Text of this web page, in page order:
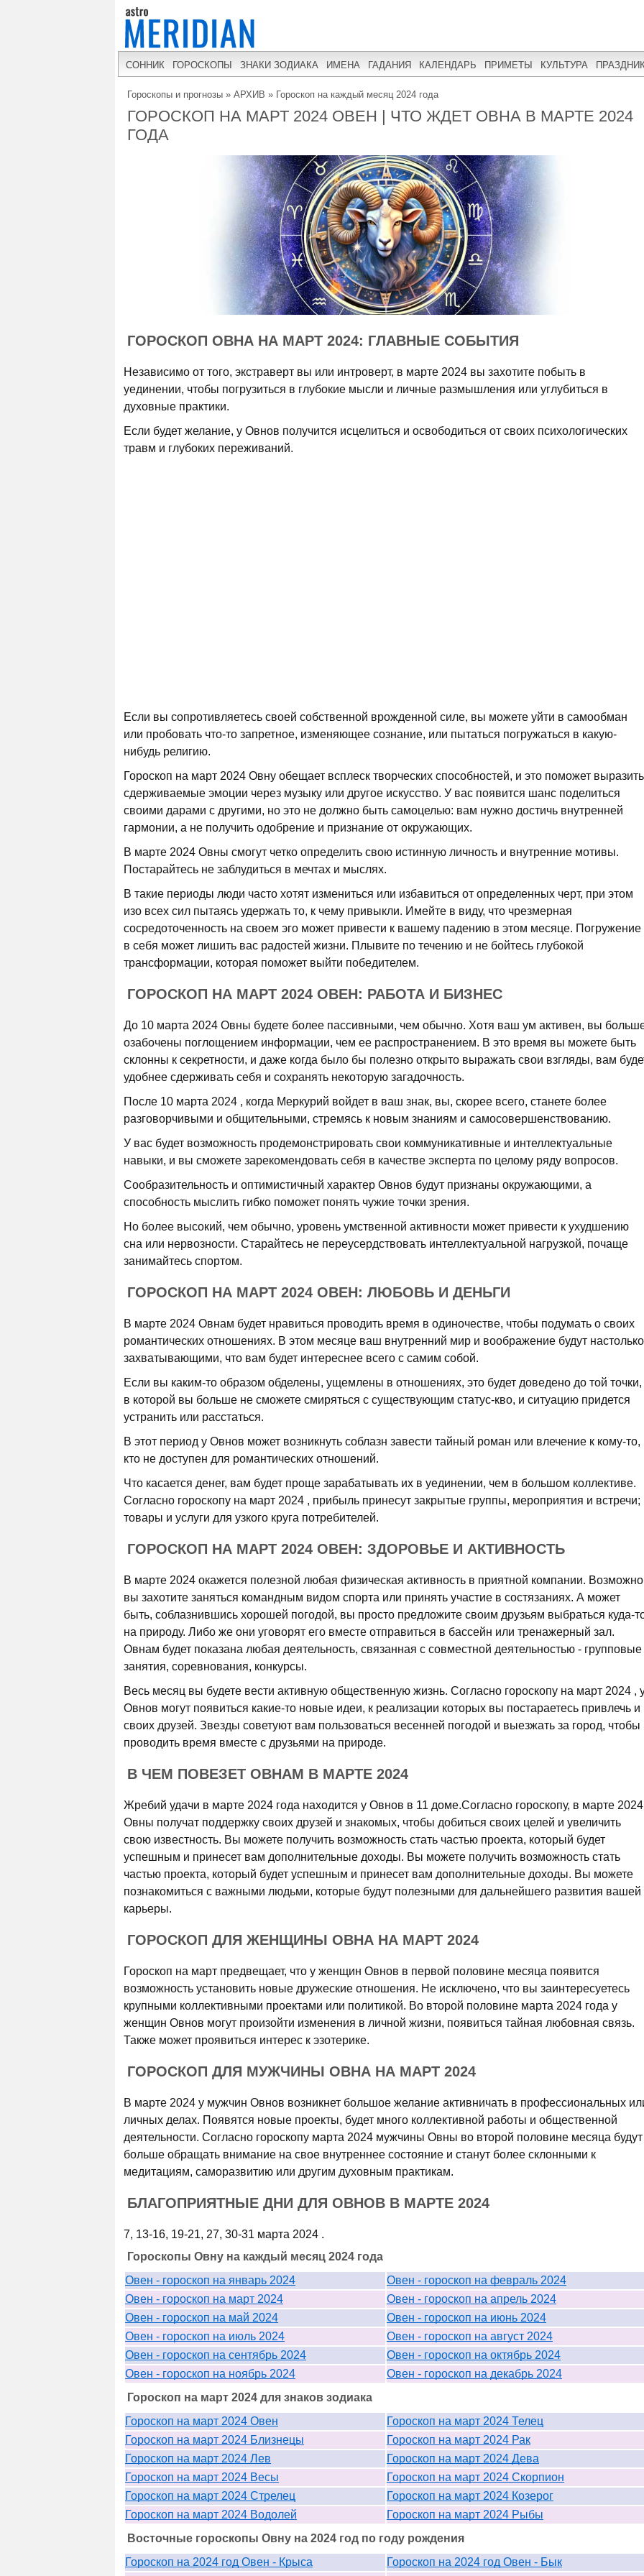
СОННИК ГОРОСКОПЫ ЗНАКИ ЗОДИАКА ИМЕНА ГАДАНИЯ КАЛЕНДАРЬ ПРИМЕТЫ КУЛЬТУРА
Гороскопы и прогнозы » АРХИВ » Гороскоп на каждый месяц 2024 года
ГОРОСКОП НА МАРТ 2024 ОВЕН | ЧТО ЖДЕТ ОВНА В МАРТЕ 2024
ГОДА
ГОРОСКОП ОВНА НА МАРТ 2024: ГЛАВНЫЕ СОБЫТИЯ
Независимо от того, экстраверт вы или интроверт, в марте 2024 вы захотите побыть в
уединении, чтобы погрузиться в глубокие мысли и личные размышления или углубиться в
духовные практики.
Если будет желание, у Овнов получится исцелиться и освободиться от своих психологических
травм и глубоких переживаний.
Если вы сопротивляетесь своей собственной врожденной силе, вы можете уйти в самообман
или пробовать что-то запретное, изменяющее сознание, или пытаться погружаться в какую-
нибудь религию.
Гороскоп на март 2024 Овну обещает всплеск творческих способностей, и это поможет выразить
сдерживаемые эмоции через музыку или другое искусство. У вас появится шанс поделиться
своими дарами с другими, но это не должно быть самоцелью: вам нужно достичь внутренней
гармонии, а не получить одобрение и признание от окружающих.
В марте 2024 Овны смогут четко определить свою истинную личность и внутренние мотивы.
Постарайтесь не заблудиться в мечтах и мыслях.
В такие периоды люди часто хотят измениться или избавиться от определенных черт, при этом
изо всех сил пытаясь удержать то, к чему привыкли. Имейте в виду, что чрезмерная
сосредоточенность на своем эго может привести к вашему падению в этом месяце. Погружение
в себя может лишить вас радостей жизни. Плывите по течению и не бойтесь глубокой
трансформации, которая поможет выйти победителем.
ГОРОСКОП НА МАРТ 2024 ОВЕН: РАБОТА И БИЗНЕС
До 10 марта 2024 Овны будете более пассивными, чем обычно. Хотя ваш ум активен, вы
озабочены поглощением информации, чем ее распространением. В это время вы можете быть
склонны к секретности, и даже когда было бы полезно открыто выражать свои взгляды, вам
удобнее сдерживать себя и сохранять некоторую загадочность.
После 10 марта 2024 , когда Меркурий войдет в ваш знак, вы, скорее всего, станете более
разговорчивыми и общительными, стремясь к новым знаниям и самосовершенствованию.
У вас будет возможность продемонстрировать свои коммуникативные и интеллектуальные
навыки, и вы сможете зарекомендовать себя в качестве эксперта по целому ряду вопросов.
Сообразительность и оптимистичный характер Овнов будут признаны окружающими, а
способность мыслить гибко поможет понять чужие точки зрения.
Но более высокий, чем обычно, уровень умственной активности может привести к ухудшению
сна или нервозности. Старайтесь не переусердствовать интеллектуальной нагрузкой, почаще
занимайтесь спортом.
ГОРОСКОП НА МАРТ 2024 ОВЕН: ЛЮБОВЬ И ДЕНЬГИ
В марте 2024 Овнам будет нравиться проводить время в одиночестве, чтобы подумать о своих
романтических отношениях. В этом месяце ваш внутренний мир и воображение будут настолько
захватывающими, что вам будет интереснее всего с самим собой.
Если вы каким-то образом обделены, ущемлены в отношениях, это будет доведено до той точки,
в которой вы больше не сможете смиряться с существующим статус-кво, и ситуацию придется
устранить или расстаться.
В этот период у Овнов может возникнуть соблазн завести тайный роман или влечение к кому-то,
кто не доступен для романтических отношений.
Что касается денег, вам будет проще зарабатывать их в уединении, чем в большом коллективе.
Согласно гороскопу на март 2024 , прибыль принесут закрытые группы, мероприятия и встречи;
товары и услуги для узкого круга потребителей.
ГОРОСКОП НА МАРТ 2024 ОВЕН: ЗДОРОВЬЕ И АКТИВНОСТЬ
В марте 2024 окажется полезной любая физическая активность в приятной компании.
вы захотите заняться командным видом спорта или принять участие в состязаниях. А может
быть, соблазнившись хорошей погодой, вы просто предложите своим друзьям выбраться куда-
на природу. Либо же они уговорят его вместе отправиться в бассейн или тренажерный зал.
Овнам будет показана любая деятельность, связанная с совместной деятельностью - групповые
занятия, соревнования, конкурсы.
Весь месяц вы будете вести активную общественную жизнь. Согласно гороскопу на март 2024 ,
Овнов могут появиться какие-то новые идеи, к реализации которых вы постараетесь привлечь и
своих друзей. Звезды советуют вам пользоваться весенней погодой и выезжать за город, чтобы
проводить время вместе с друзьями на природе.
В ЧЕМ ПОВЕЗЕТ ОВНАМ В МАРТЕ 2024
Жребий удачи в марте 2024 года находится у Овнов в 11 доме.Согласно гороскопу, в марте 2024
Овны получат поддержку своих друзей и знакомых, чтобы добиться своих целей и увеличить
свою известность. Вы можете получить возможность стать частью проекта, который будет
успешным и принесет вам дополнительные доходы. Вы можете получить возможность стать
частью проекта, который будет успешным и принесет вам дополнительные доходы. Вы можете
познакомиться с важными людьми, которые будут полезными для дальнейшего развития вашей
карьеры.
ГОРОСКОП ДЛЯ ЖЕНЩИНЫ ОВНА НА МАРТ 2024
Гороскоп на март предвещает, что у женщин Овнов в первой половине месяца появится
возможность установить новые дружеские отношения. Не исключено, что вы заинтересуетесь
крупными коллективными проектами или политикой. Во второй половине марта 2024 года у
женщин Овнов могут произойти изменения в личной жизни, появиться тайная любовная связь.
Также может проявиться интерес к эзотерике.
ГОРОСКОП ДЛЯ МУЖЧИНЫ ОВНА НА МАРТ 2024
В марте 2024 у мужчин Овнов возникнет большое желание активничать в профессиональных
личных делах. Появятся новые проекты, будет много коллективной работы и общественной
деятельности. Согласно гороскопу марта 2024 мужчины Овны во второй половине месяца будут
больше обращать внимание на свое внутреннее состояние и станут более склонными к
медитациям, саморазвитию или другим духовным практикам.
БЛАГОПРИЯТНЫЕ ДНИ ДЛЯ ОВНОВ В МАРТЕ 2024
7, 13-16, 19-21, 27, 30-31 марта 2024 .
Гороскопы Овну на каждый месяц 2024 года
Овен - гороскоп на январь 2024
Овен - гороскоп на февраль 2024
Овен - гороскоп на март 2024
Овен - гороскоп на апрель 2024
Овен - гороскоп на май 2024
Овен - гороскоп на июнь 2024
Овен - гороскоп на июль 2024
Овен - гороскоп на август 2024
Овен - гороскоп на сентябрь 2024
Овен - гороскоп на октябрь 2024
Овен - гороскоп на ноябрь 2024
Овен - гороскоп на декабрь 2024
Гороскоп на март 2024 для знаков зодиака
Гороскоп на март 2024 Овен
Гороскоп на март 2024 Телец
Гороскоп на март 2024 Близнецы
Гороскоп на март 2024 Рак
Гороскоп на март 2024 Лев
Гороскоп на март 2024 Дева
Гороскоп на март 2024 Весы
Гороскоп на март 2024 Скорпион
Гороскоп на март 2024 Стрелец
Гороскоп на март 2024 Козерог
Гороскоп на март 2024 Водолей
Гороскоп на март 2024 Рыбы
Восточные гороскопы Овну на 2024 год по году рождения
Гороскоп на 2024 год Овен - Крыса
Гороскоп на 2024 год Овен - Бык